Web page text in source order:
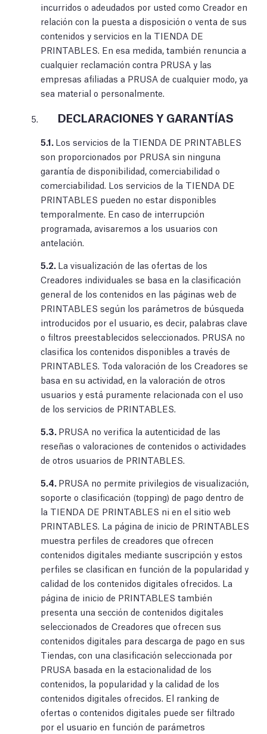
incurridos o adeudados por usted como Creador en
relación con la puesta a disposición o venta de sus
contenidos y servicios en la TIENDA DE
PRINTABLES. En esa medida, también renuncia a
cualquier reclamación contra PRUSA y las
empresas afiliadas a PRUSA de cualquier modo, ya
sea material o personalmente.
DECLARACIONES Y GARANTÍAS
5.1. Los servicios de la TIENDA DE PRINTABLES
son proporcionados por PRUSA sin ninguna
garantía de disponibilidad, comerciabilidad o
comerciabilidad. Los servicios de la TIENDA DE
PRINTABLES pueden no estar disponibles
temporalmente. En caso de interrupción
programada, avisaremos a los usuarios con
antelación.
5.2. La visualización de las ofertas de los
Creadores individuales se basa en la clasificación
general de los contenidos en las páginas web de
PRINTABLES según los parámetros de búsqueda
introducidos por el usuario, es decir, palabras clave
o filtros preestablecidos seleccionados. PRUSA no
clasifica los contenidos disponibles a través de
PRINTABLES. Toda valoración de los Creadores se
basa en su actividad, en la valoración de otros
usuarios y está puramente relacionada con el uso
de los servicios de PRINTABLES.
5.3. PRUSA no verifica la autenticidad de las
reseñas o valoraciones de contenidos o actividades
de otros usuarios de PRINTABLES.
5.4. PRUSA no permite privilegios de visualización,
soporte o clasificación (topping) de pago dentro de
la TIENDA DE PRINTABLES ni en el sitio web
PRINTABLES. La página de inicio de PRINTABLES
muestra perfiles de creadores que ofrecen
contenidos digitales mediante suscripción y estos
perfiles se clasifican en función de la popularidad y
calidad de los contenidos digitales ofrecidos. La
página de inicio de PRINTABLES también
presenta una sección de contenidos digitales
seleccionados de Creadores que ofrecen sus
contenidos digitales para descarga de pago en sus
Tiendas, con una clasificación seleccionada por
PRUSA basada en la estacionalidad de los
contenidos, la popularidad y la calidad de los
contenidos digitales ofrecidos. El ranking de
ofertas o contenidos digitales puede ser filtrado
por el usuario en función de parámetros